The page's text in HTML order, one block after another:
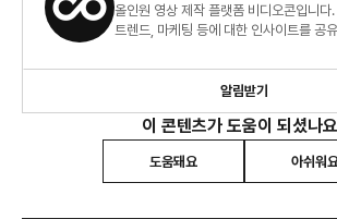
올인원 영상 제작 플랫폼 비디오콘입니다
트렌드, 마케팅 등에 대한 인사이트를 공
알림받기
이 콘텐츠가 도움이 되셨나
도움돼요 아쉬워